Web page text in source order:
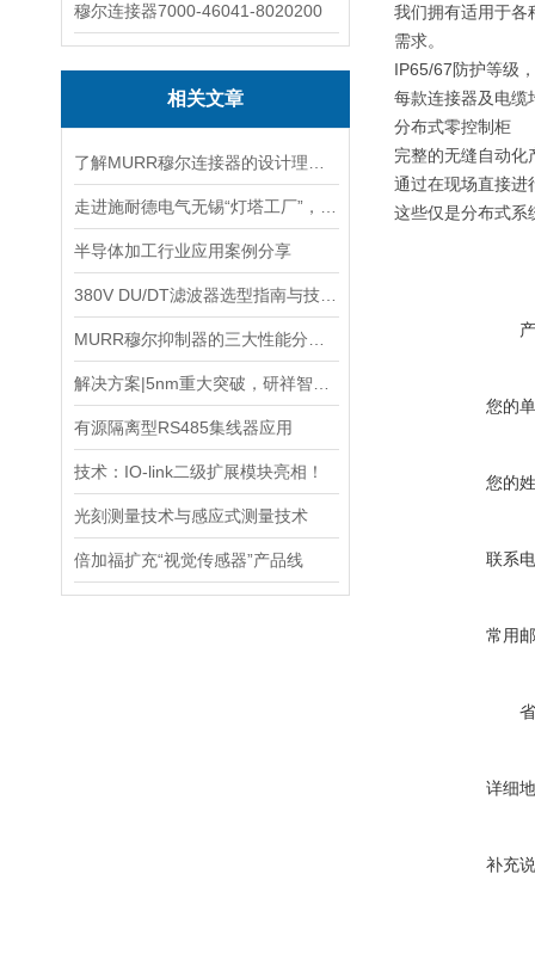
穆尔连接器7000-46041-8020200
相关文章
半导体加工行业应用案例分享
有源隔离型RS485集线器应用
技术：IO-link二级扩展模块亮相！
光刻测量技术与感应式测量技术
倍加福扩充“视觉传感器”产品线
我们拥有适用于各
需求。
IP65/67防护等级
每款连接器及电缆
分布式零控制柜
完整的无缝自动化
通过在现场直接
这些仅是分布式系
您的
您的
联系
常用
详细
补充